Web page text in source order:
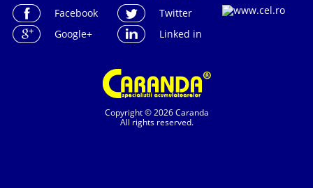
Copyright © 2026 Caranda
All rights reserved.
Facebook
Twitter
Google+
Linked in